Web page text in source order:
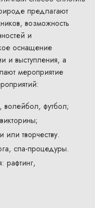
предлагают
возможность
и
оснащение
и выступления, а
мероприятие
волейбол, футбол;
творчеству.
спа-процедуры.
рафтинг,